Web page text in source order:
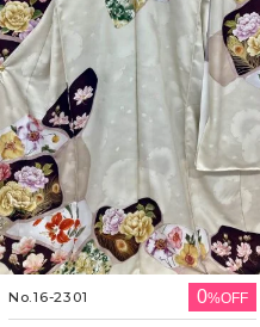
No.16-2301 0%OFF